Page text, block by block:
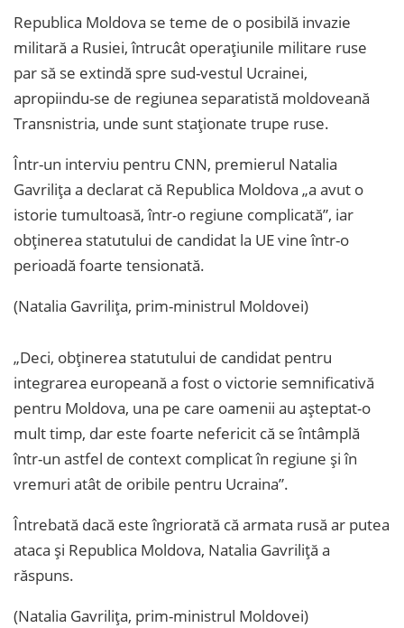
Republica Moldova se teme de o posibilă invazie
militară a Rusiei, întrucât operaţiunile militare ruse
par să se extindă spre sud-vestul Ucrainei,
apropiindu-se de regiunea separatistă moldoveană
Transnistria, unde sunt staţionate trupe ruse.
Într-un interviu pentru CNN, premierul Natalia
Gavrilița a declarat că Republica Moldova „a avut o
istorie tumultoasă, într-o regiune complicată”, iar
obținerea statutului de candidat la UE vine într-o
perioadă foarte tensionată.
(Natalia Gavrilița, prim-ministrul Moldovei)
„Deci, obţinerea statutului de candidat pentru
integrarea europeană a fost o victorie semnificativă
pentru Moldova, una pe care oamenii au aşteptat-o
mult timp, dar este foarte nefericit că se întâmplă
într-un astfel de context complicat în regiune şi în
vremuri atât de oribile pentru Ucraina”.
Întrebată dacă este îngriorată că armata rusă ar putea
ataca şi Republica Moldova, Natalia Gavriliţă a
răspuns.
(Natalia Gavrilița, prim-ministrul Moldovei)